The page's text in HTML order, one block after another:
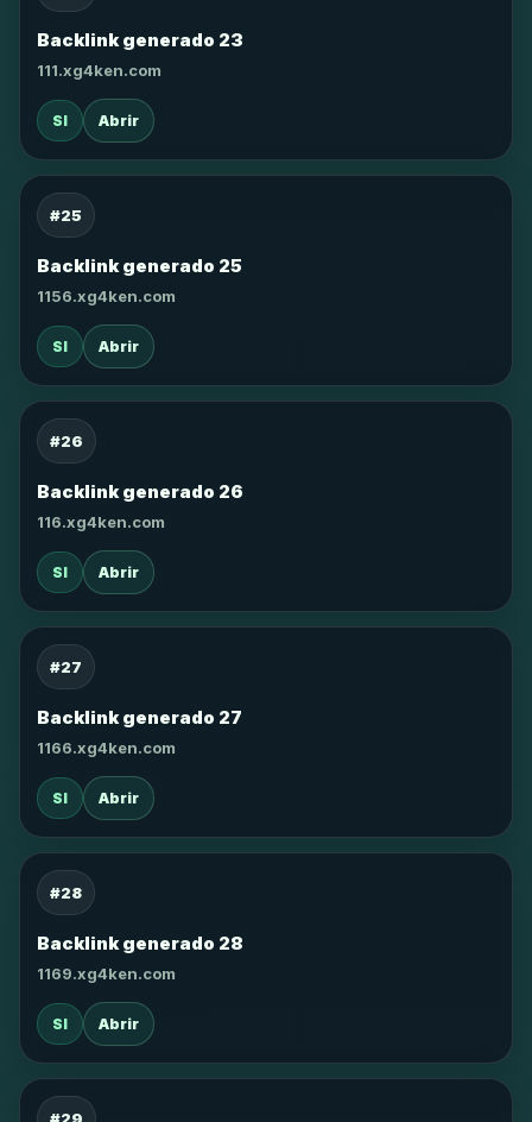
Backlink generado 23
111.xg4ken.com
SI Abrir
#25
Backlink generado 25
1156.xg4ken.com
SI Abrir
#26
Backlink generado 26
116.xg4ken.com
SI Abrir
#27
Backlink generado 27
1166.xg4ken.com
SI Abrir
#28
Backlink generado 28
1169.xg4ken.com
SI Abrir